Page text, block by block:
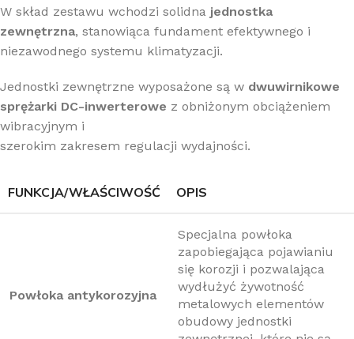
W skład zestawu wchodzi solidna jednostka
zewnętrzna, stanowiąca fundament efektywnego i
niezawodnego systemu klimatyzacji.
Jednostki zewnętrzne wyposażone są w dwuwirnikowe
sprężarki DC-inwerterowe z obniżonym obciążeniem
wibracyjnym i
szerokim zakresem regulacji wydajności.
FUNKCJA/WŁAŚCIWOŚĆ OPIS
Powłoka antykorozyjna
Specjalna powłoka
zapobiegająca pojawianiu
się korozji i pozwalająca
wydłużyć żywotność
metalowych elementów
obudowy jednostki